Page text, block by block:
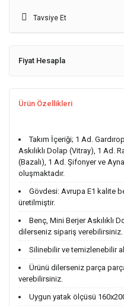
Tavsiye Et
Fiyat Hesapla
Ürün Özellikleri
Takım İçeriği; 1 Ad.
Askılıklı Dolap (Vitray), 1 Ad.
(Bazalı), 1 Ad. Şifonyer ve
oluşmaktadır.
Gövdesi: Avrupa E1 kalite
üretilmiştir.
Benç, Mini Berjer Askılıklı
dilerseniz sipariş verebilirsiniz.
Silinebilir ve temizlenebilir
Ürünü dilerseniz parça
verebilirsiniz.
Uygun yatak ölçüsü